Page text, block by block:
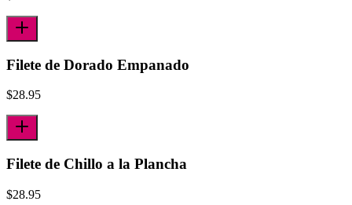
Filete de Dorado Empanado
$28.95
Filete de Chillo a la Plancha
$28.95